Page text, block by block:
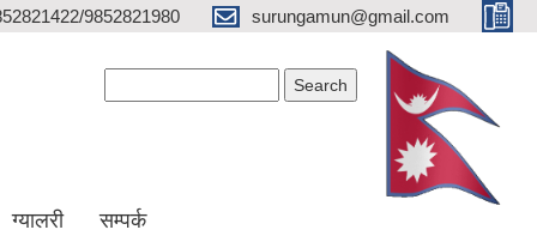
9852821980 surungamun@gmail.com
ग्यालरी सम्पर्क